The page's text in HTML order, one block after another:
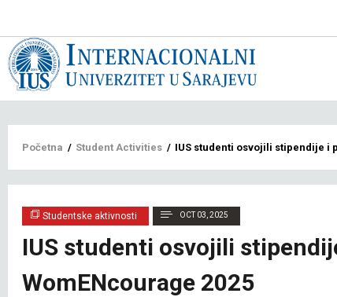
Breadcrumb
Početna / Student Activities / IUS studenti osvojili stipendije i
Studentske aktivnosti OCT 03, 2025
IUS studenti osvojili
WomENcourage 2025